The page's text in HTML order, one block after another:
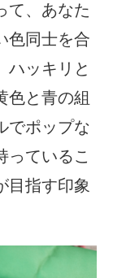
て、あなた
色同士を合
ハッキリと
色と青の組
でポップな
っているこ
目指す印象